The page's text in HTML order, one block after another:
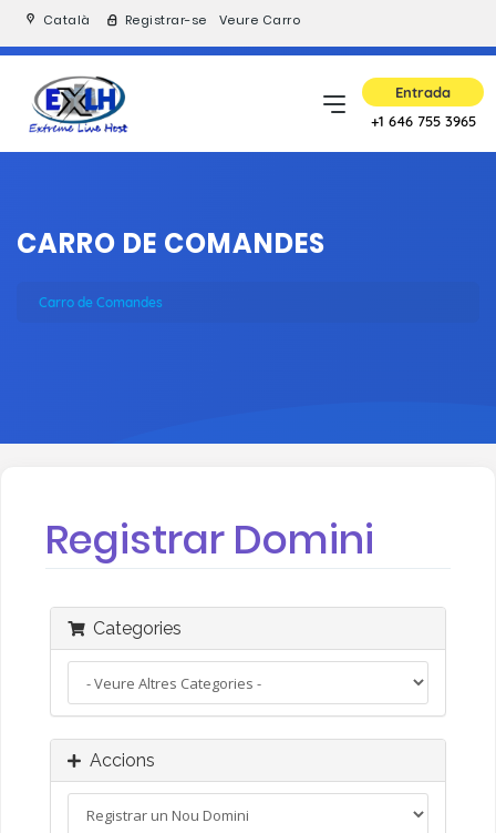
Català Registrar-se Veure Carro
Entrada
+1 646 755 3965
CARRO DE COMANDES
Carro de Comandes
Registrar Domini
Categories
Accions